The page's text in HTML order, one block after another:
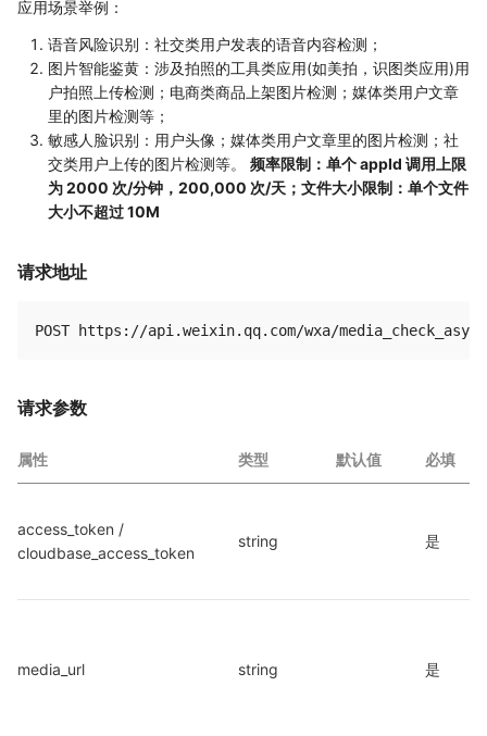
应用场景举例：
语音风险识别：社交类用户发表的语音内容检测；
图片智能鉴黄：涉及拍照的工具类应用(如美拍，识图类应用)用
户拍照上传检测；电商类商品上架图片检测；媒体类用户文章
里的图片检测等；
敏感人脸识别：用户头像；媒体类用户文章里的图片检测；社
交类用户上传的图片检测等。 频率限制：单个 appId 调用上限
为 2000 次/分钟，200,000 次/天；文件大小限制：单个文件
大小不超过 10M
请求地址
请求参数
属性 类型 默认值 必填
access_token /
cloudbase_access_token
string 是
media_url string 是